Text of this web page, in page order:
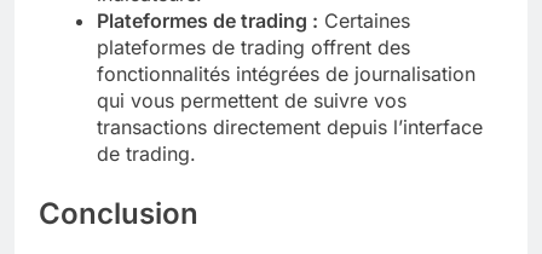
Plateformes de trading : Certaines
plateformes de trading offrent des
fonctionnalités intégrées de journalisation
qui vous permettent de suivre vos
transactions directement depuis l’interface
de trading.
Conclusion